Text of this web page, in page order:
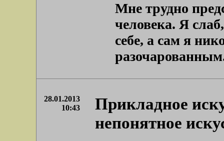
Мне трудно
человека. Я
себе, а сам я
28.01.2013
10:43
Прикладное
непонятное